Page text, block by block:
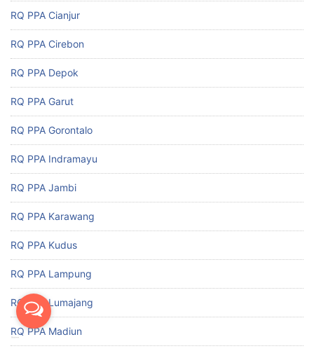
RQ PPA Cianjur
RQ PPA Cirebon
RQ PPA Depok
RQ PPA Garut
RQ PPA Gorontalo
RQ PPA Indramayu
RQ PPA Jambi
RQ PPA Karawang
RQ PPA Kudus
RQ PPA Lampung
RQ PPA Lumajang
RQ PPA Madiun